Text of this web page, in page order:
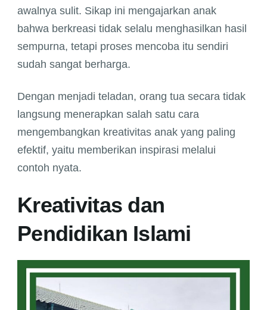
awalnya sulit. Sikap ini mengajarkan anak
bahwa berkreasi tidak selalu menghasilkan hasil
sempurna, tetapi proses mencoba itu sendiri
sudah sangat berharga.
Dengan menjadi teladan, orang tua secara tidak
langsung menerapkan salah satu cara
mengembangkan kreativitas anak yang paling
efektif, yaitu memberikan inspirasi melalui
contoh nyata.
Kreativitas dan
Pendidikan Islami